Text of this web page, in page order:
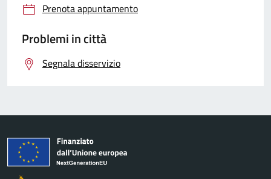
Prenota appuntamento
Problemi in città
Segnala disservizio